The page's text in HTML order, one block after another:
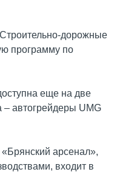
дорожные
программу по
еще на две
автогрейдеры UMG
арсенал»,
входит в